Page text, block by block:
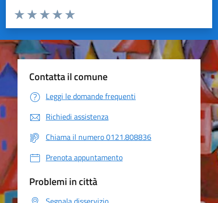
Valuta da 1 a 5 stelle la pagina
Valuta 5 stelle su 5
Valuta 4 stelle su 5
Valuta 3 stelle su 5
Valuta 2 stelle su 5
Valuta 1 stelle su 5
Contatta il comune
Leggi le domande frequenti
Richiedi assistenza
Chiama il numero 0121.808836
Prenota appuntamento
Problemi in città